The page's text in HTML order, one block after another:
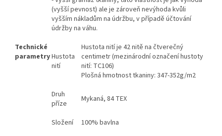
(vyšší pevnost) ale je zároveň nevýhoda kvůli
vyšším nákladům na údržbu, v případě účtování
údržby na váhu.
Technické
parametryHustota
nití
Hustota nití je 42 nitě na čtverečný
centimetr (mezinárodní označení hustoty
nití: TC106)
Plošná hmotnost tkaniny: 347-352g/m2
Druh
příze
Mykaná, 84 TEX
Složení
100% bavlna